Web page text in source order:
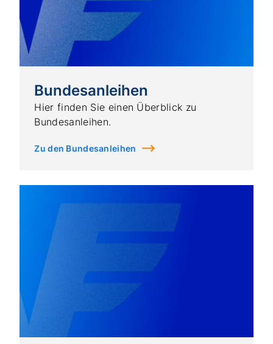
Bundesanleihen
Hier finden Sie einen Überblick zu
Bundesanleihen.
Zu den Bundesanleihen